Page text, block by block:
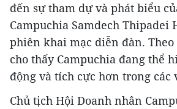
đến sự tham dự và phát biểu
Campuchia Samdech Thipadei
phiên khai mạc diễn đàn.
cho thấy Campuchia đang thể
động và tích cực hơn trong các
Chủ tịch Hội Doanh nhân